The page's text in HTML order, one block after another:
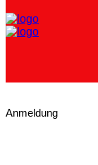
Anmeldung